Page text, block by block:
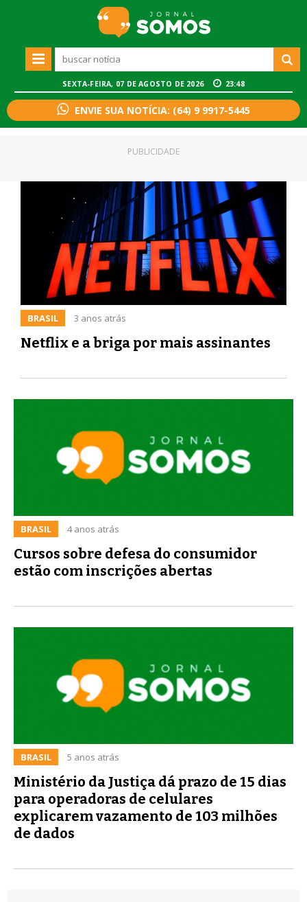
SEXTA-FEIRA, 07 DE AGOSTO DE 2026 23:48
ENVIE SUA NOTÍCIA: (64) 9 9917-5445
BRASIL 3 anos atrás
Netflix e a briga por mais assinantes
PUBLICIDADE
BRASIL 4 anos atrás
Cursos sobre defesa do consumidor
estão com inscrições abertas
BRASIL 5 anos atrás
Ministério da Justiça dá prazo de 15 dias
para operadoras de celulares
explicarem vazamento de 103 milhões
de dados